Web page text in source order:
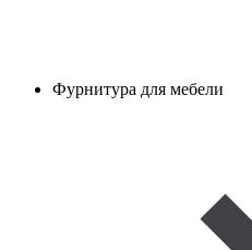
Фурнитура для мебели